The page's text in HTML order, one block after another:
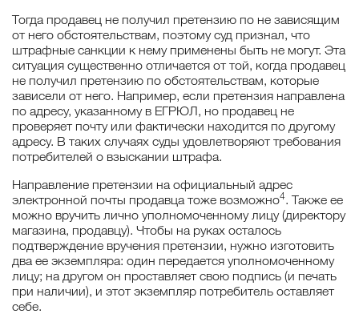
Тогда продавец не получил претензию по не зависящим
от него обстоятельствам, поэтому суд признал, что
штрафные санкции к нему применены быть не могут. Эта
ситуация существенно отличается от той, когда продавец
не получил претензию по обстоятельствам, которые
зависели от него. Например, если претензия направлена
по адресу, указанному в ЕГРЮЛ, но продавец не
проверяет почту или фактически находится по другому
адресу. В таких случаях суды удовлетворяют требования
потребителей о взыскании штрафа.
Направление претензии на официальный адрес
электронной почты продавца тоже возможно4. Также ее
можно вручить лично уполномоченному лицу (директору
магазина, продавцу). Чтобы на руках осталось
подтверждение вручения претензии, нужно изготовить
два ее экземпляра: один передается уполномоченному
лицу; на другом он проставляет свою подпись (и печать
при наличии), и этот экземпляр потребитель оставляет
себе.